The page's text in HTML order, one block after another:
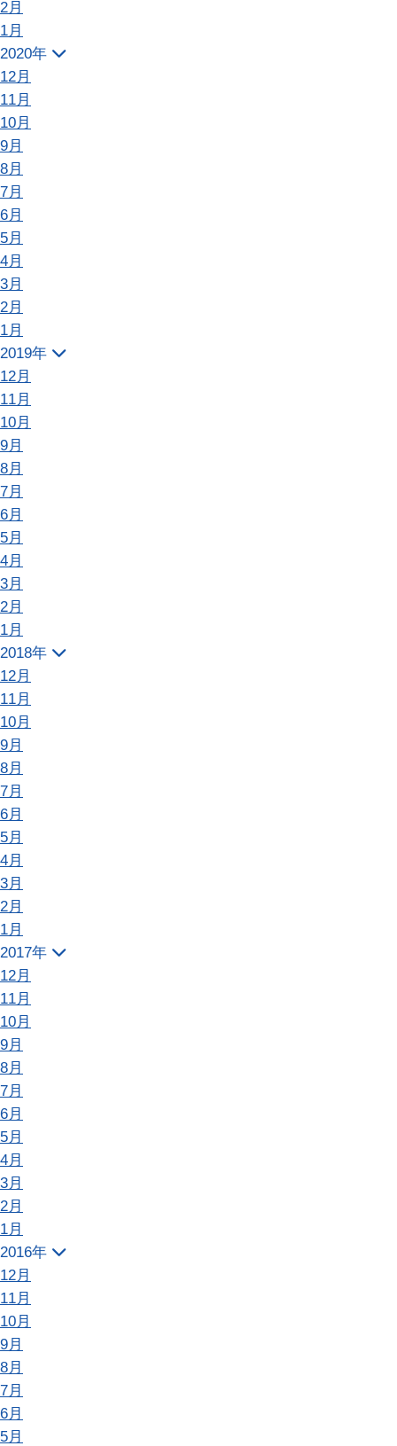
2月
1月
2020年
12月
11月
10月
9月
8月
7月
6月
5月
4月
3月
2月
1月
2019年
12月
11月
10月
9月
8月
7月
6月
5月
4月
3月
2月
1月
2018年
12月
11月
10月
9月
8月
7月
6月
5月
4月
3月
2月
1月
2017年
12月
11月
10月
9月
8月
7月
6月
5月
4月
3月
2月
1月
2016年
12月
11月
10月
9月
8月
7月
6月
5月